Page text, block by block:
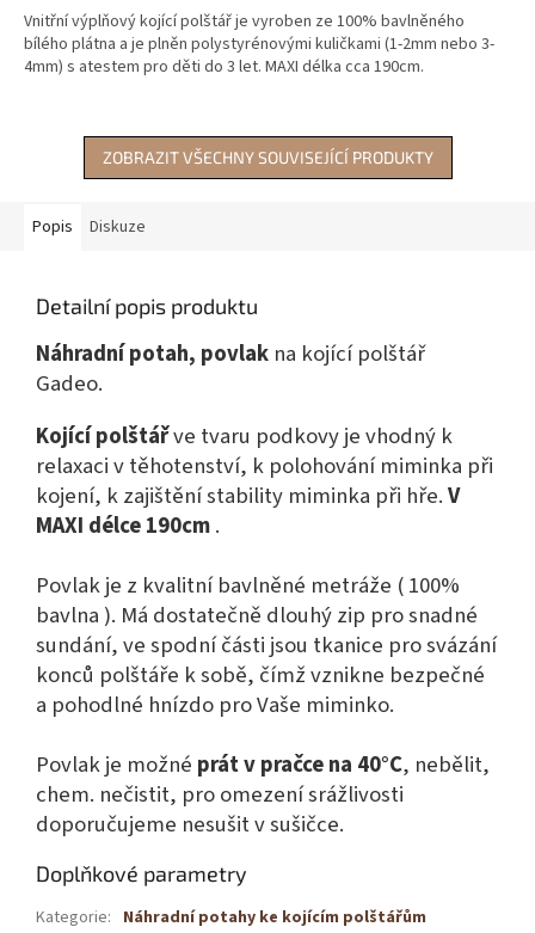
z
5
hvězdiček.
Vnitřní výplňový kojící polštář je vyroben ze 100% bavlněného
bílého plátna a je plněn polystyrénovými kuličkami (1-2mm nebo 3-
4mm) s atestem pro děti do 3 let. MAXI délka cca 190cm.
ZOBRAZIT VŠECHNY SOUVISEJÍCÍ PRODUKTY
Popis Diskuze
Detailní popis produktu
Náhradní potah, povlak na kojící polštář
Gadeo.
Kojící polštářve tvaru podkovy je vhodný k
relaxaci v těhotenství, k polohování miminka při
kojení, k zajištění stability miminka při hře.V
MAXI délce 190cm.
Povlak je z kvalitní bavlněné metráže ( 100%
bavlna ). Má dostatečně dlouhý zip pro snadné
sundání, ve spodní části jsou tkanice pro svázání
konců polštáře k sobě, čímž vznikne bezpečné
a pohodlné hnízdo pro Vaše miminko.
Povlak je možné prát v pračce na 40°C, nebělit,
chem. nečistit, pro omezení srážlivosti
doporučujeme nesušit v sušičce.
Doplňkové parametry
Kategorie: Náhradní potahy ke kojícím polštářům